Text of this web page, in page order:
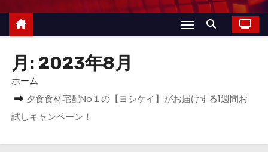
月: 2023年8月
ホーム
夕食食材宅配No１の【ヨシケイ】がお届けする1週間お
試しキャンペーン！